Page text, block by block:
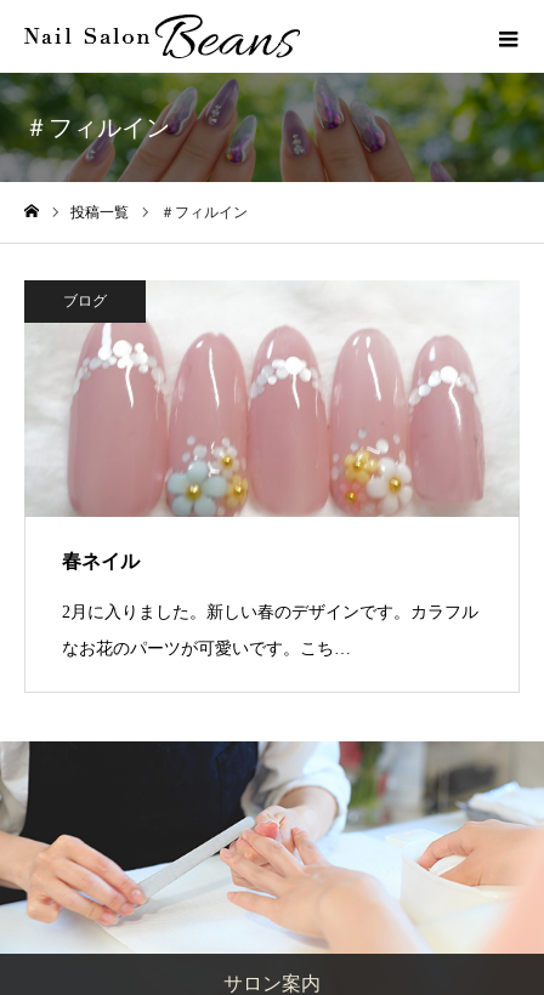
＃フィルイン
投稿一覧 ＃フィルイン
ブログ
春ネイル
2月に入りました。新しい春のデザインです。カラフル
なお花のパーツが可愛いです。こち…
サロン案内